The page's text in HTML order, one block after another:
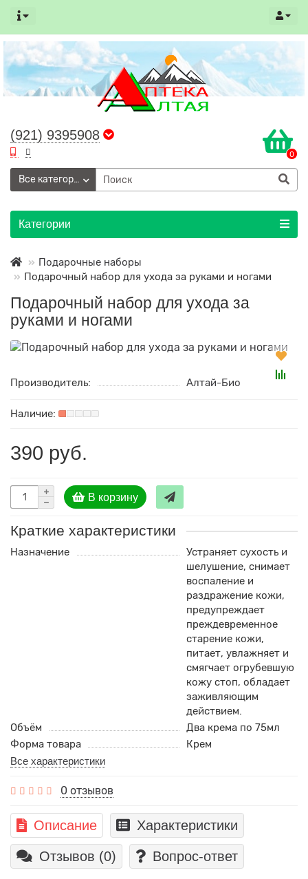
(921) 9395908
0
Все категории
Категории
Подарочные наборы
Подарочный набор для ухода за руками и ногами
Подарочный набор для ухода за
руками и ногами
Производитель: Алтай-Био
390 руб.
В корзину
Краткие характеристики
Назначение
Устраняет сухость и
шелушение, снимает
воспаление и
раздражение кожи,
предупреждает
преждевременное
старение кожи,
питает, увлажняет и
смягчает огрубевшую
кожу стоп, обладает
заживляющим
действием.
Объём
Два крема по 75мл
Форма товара
Крем
Все характеристики
0 отзывов
Описание Характеристики
Отзывов (0) Вопрос-ответ